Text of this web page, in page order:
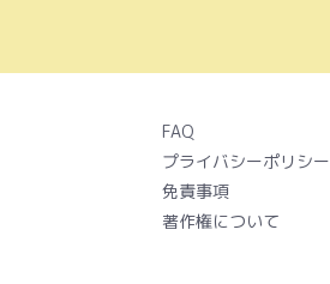
FAQ
プライバシーポリシー
免責事項
著作権について